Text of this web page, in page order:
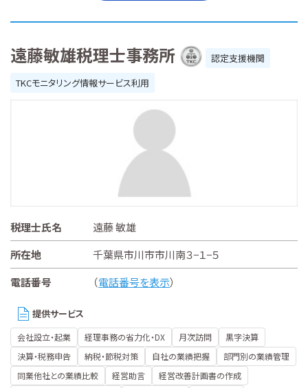
遠藤敏雄税理士事務所
認定支援機関
TKCモニタリング情報サービス利用
税理士氏名
遠藤 敏雄
所在地
千葉県市川市市川南３−１−５
電話番号
（電話番号を表示）
提供サービス
会社設立・起業 経理事務の省力化・DX 月次訪問
黒字決算
決算・税務申告
納税・節税対策 自社の業績把握
部門別の業績管理
同業他社との業績比較
経営助言
経営改善計画書の作成